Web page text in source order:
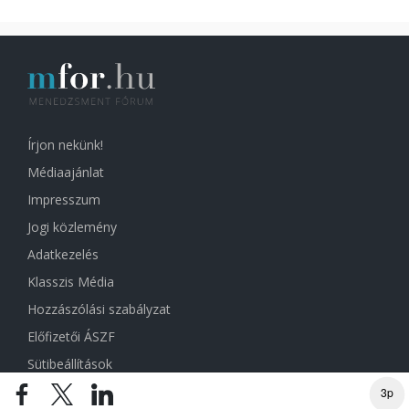
3p
Írjon nekünk!
Médiaajánlat
Impresszum
Jogi közlemény
Adatkezelés
Klasszis Média
Hozzászólási szabályzat
Előfizetői ÁSZF
Sütibeállítások